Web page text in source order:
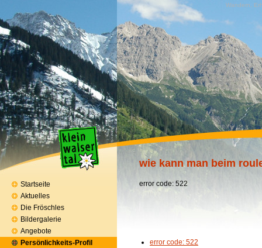
Wandern,
wie kann man beim
error code: 522
error code: 522
Startseite
Aktuelles
Die Fröschles
Bildergalerie
Angebote
Persönlichkeits-Profil